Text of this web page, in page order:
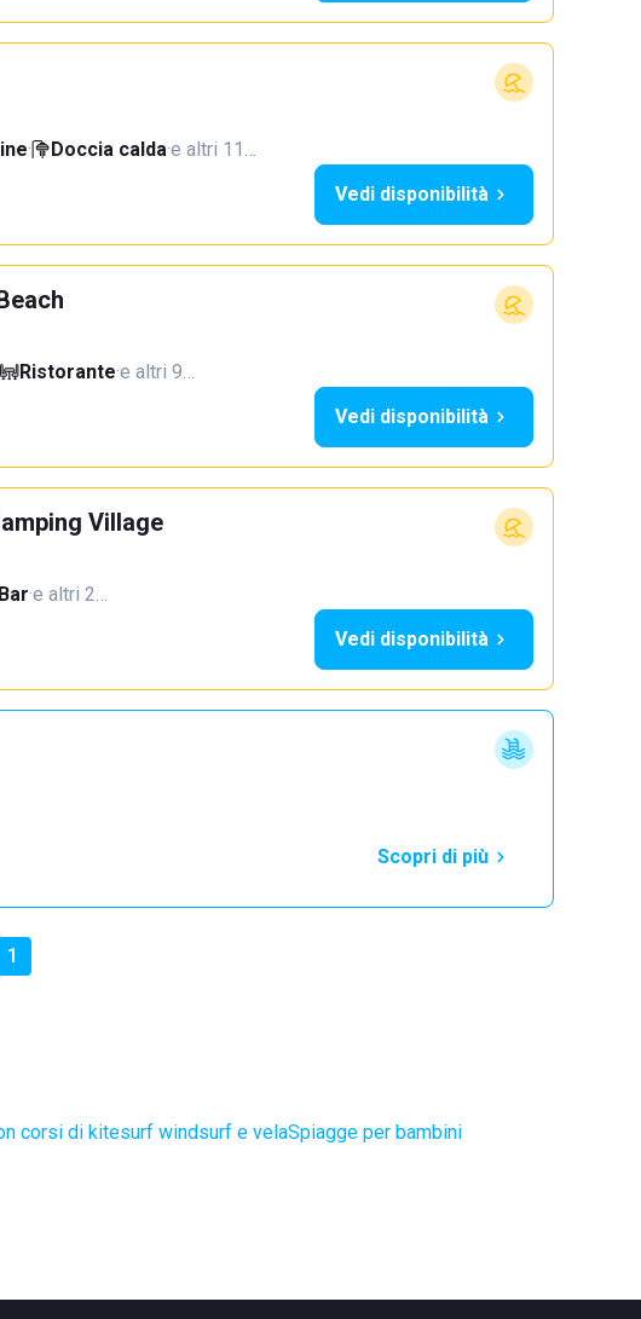
· Doccia calda·e altri 11…
Vedi disponibilità
Ristorante·e altri 9…
Vedi disponibilità
Village
Bar·e altri 2…
Vedi disponibilità
Scopri di più
1
corsi di kitesurf windsurf e velaSpiagge per bambini